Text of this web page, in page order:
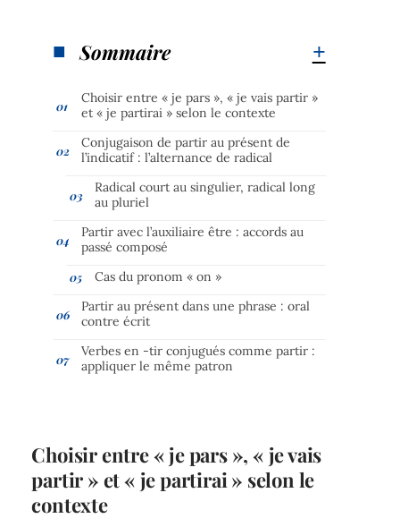
Sommaire
Choisir entre « je pars », « je vais partir »
et « je partirai » selon le contexte
Conjugaison de partir au présent de
l’indicatif : l’alternance de radical
Radical court au singulier, radical long
au pluriel
Partir avec l’auxiliaire être : accords au
passé composé
Cas du pronom « on »
Partir au présent dans une phrase : oral
contre écrit
Verbes en -tir conjugués comme partir :
appliquer le même patron
Choisir entre « je pars », « je vais
partir » et « je partirai » selon le
contexte